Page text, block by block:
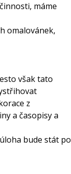
máme
omalovánek,
však tato
z
a časopisy a
bude stát po